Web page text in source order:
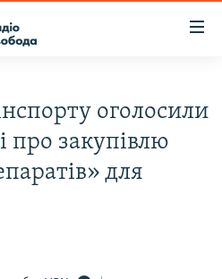
оголосили
про закупівлю
для